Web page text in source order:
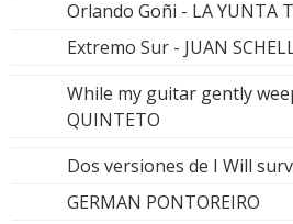
Orlando Goñi - LA YUNTA
Extremo Sur - JUAN
While my guitar gently
QUINTETO
Dos versiones de I Will
GERMAN PONTOREIRO